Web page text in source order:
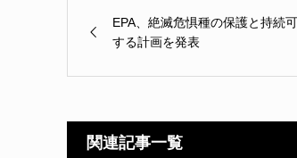
EPA、絶滅危惧種の保護と持続
する計画を発表
関連記事一覧